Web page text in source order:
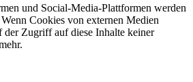
und Social-Media-Plattformen werden
Cookies von externen Medien
der Zugriff auf diese Inhalte keiner